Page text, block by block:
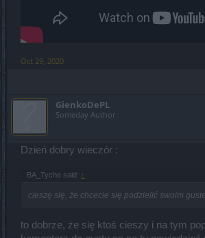
Oct 29, 2020
GienkoDePL
Someday Author
Dzień dobry wieczór :
BA_Tyche said: ↑
cieszę się, że chcecie się podzielić swoim
to dobrze, że się ktoś cieszy i na tym